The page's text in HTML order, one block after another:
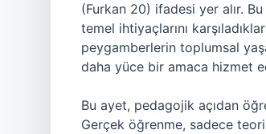
(Furkan 20) ifadesi yer alır.
temel ihtiyaçlarını
peygamberlerin toplumsal
daha yüce bir amaca hizmet
Bu ayet, pedagojik açıdan
Gerçek öğrenme, sadece